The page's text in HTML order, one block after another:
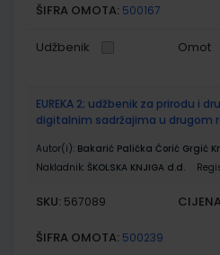
ŠIFRA OMOTA: 500167
Udžbenik Omot
EUREKA 2; udžbenik za prirodu i
digitalnim sadržajima u drugom
Autor(i): Bakarić Palička Ćorić Grgić
Nakladnik: ŠKOLSKA KNJIGA d.d.
SKU: 567089
ŠIFRA OMOTA: 500239